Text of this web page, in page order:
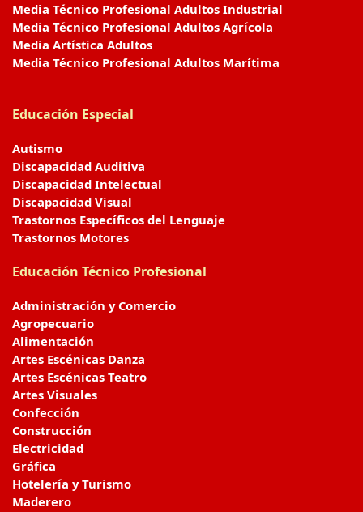
Media Técnico Profesional Adultos Industrial
Media Técnico Profesional Adultos Agrícola
Media Artística Adultos
Media Técnico Profesional Adultos Marítima
Educación Especial
Autismo
Discapacidad Auditiva
Discapacidad Intelectual
Discapacidad Visual
Trastornos Específicos del Lenguaje
Trastornos Motores
Educación Técnico Profesional
Administración y Comercio
Agropecuario
Alimentación
Artes Escénicas Danza
Artes Escénicas Teatro
Artes Visuales
Confección
Construcción
Electricidad
Gráfica
Hotelería y Turismo
Maderero